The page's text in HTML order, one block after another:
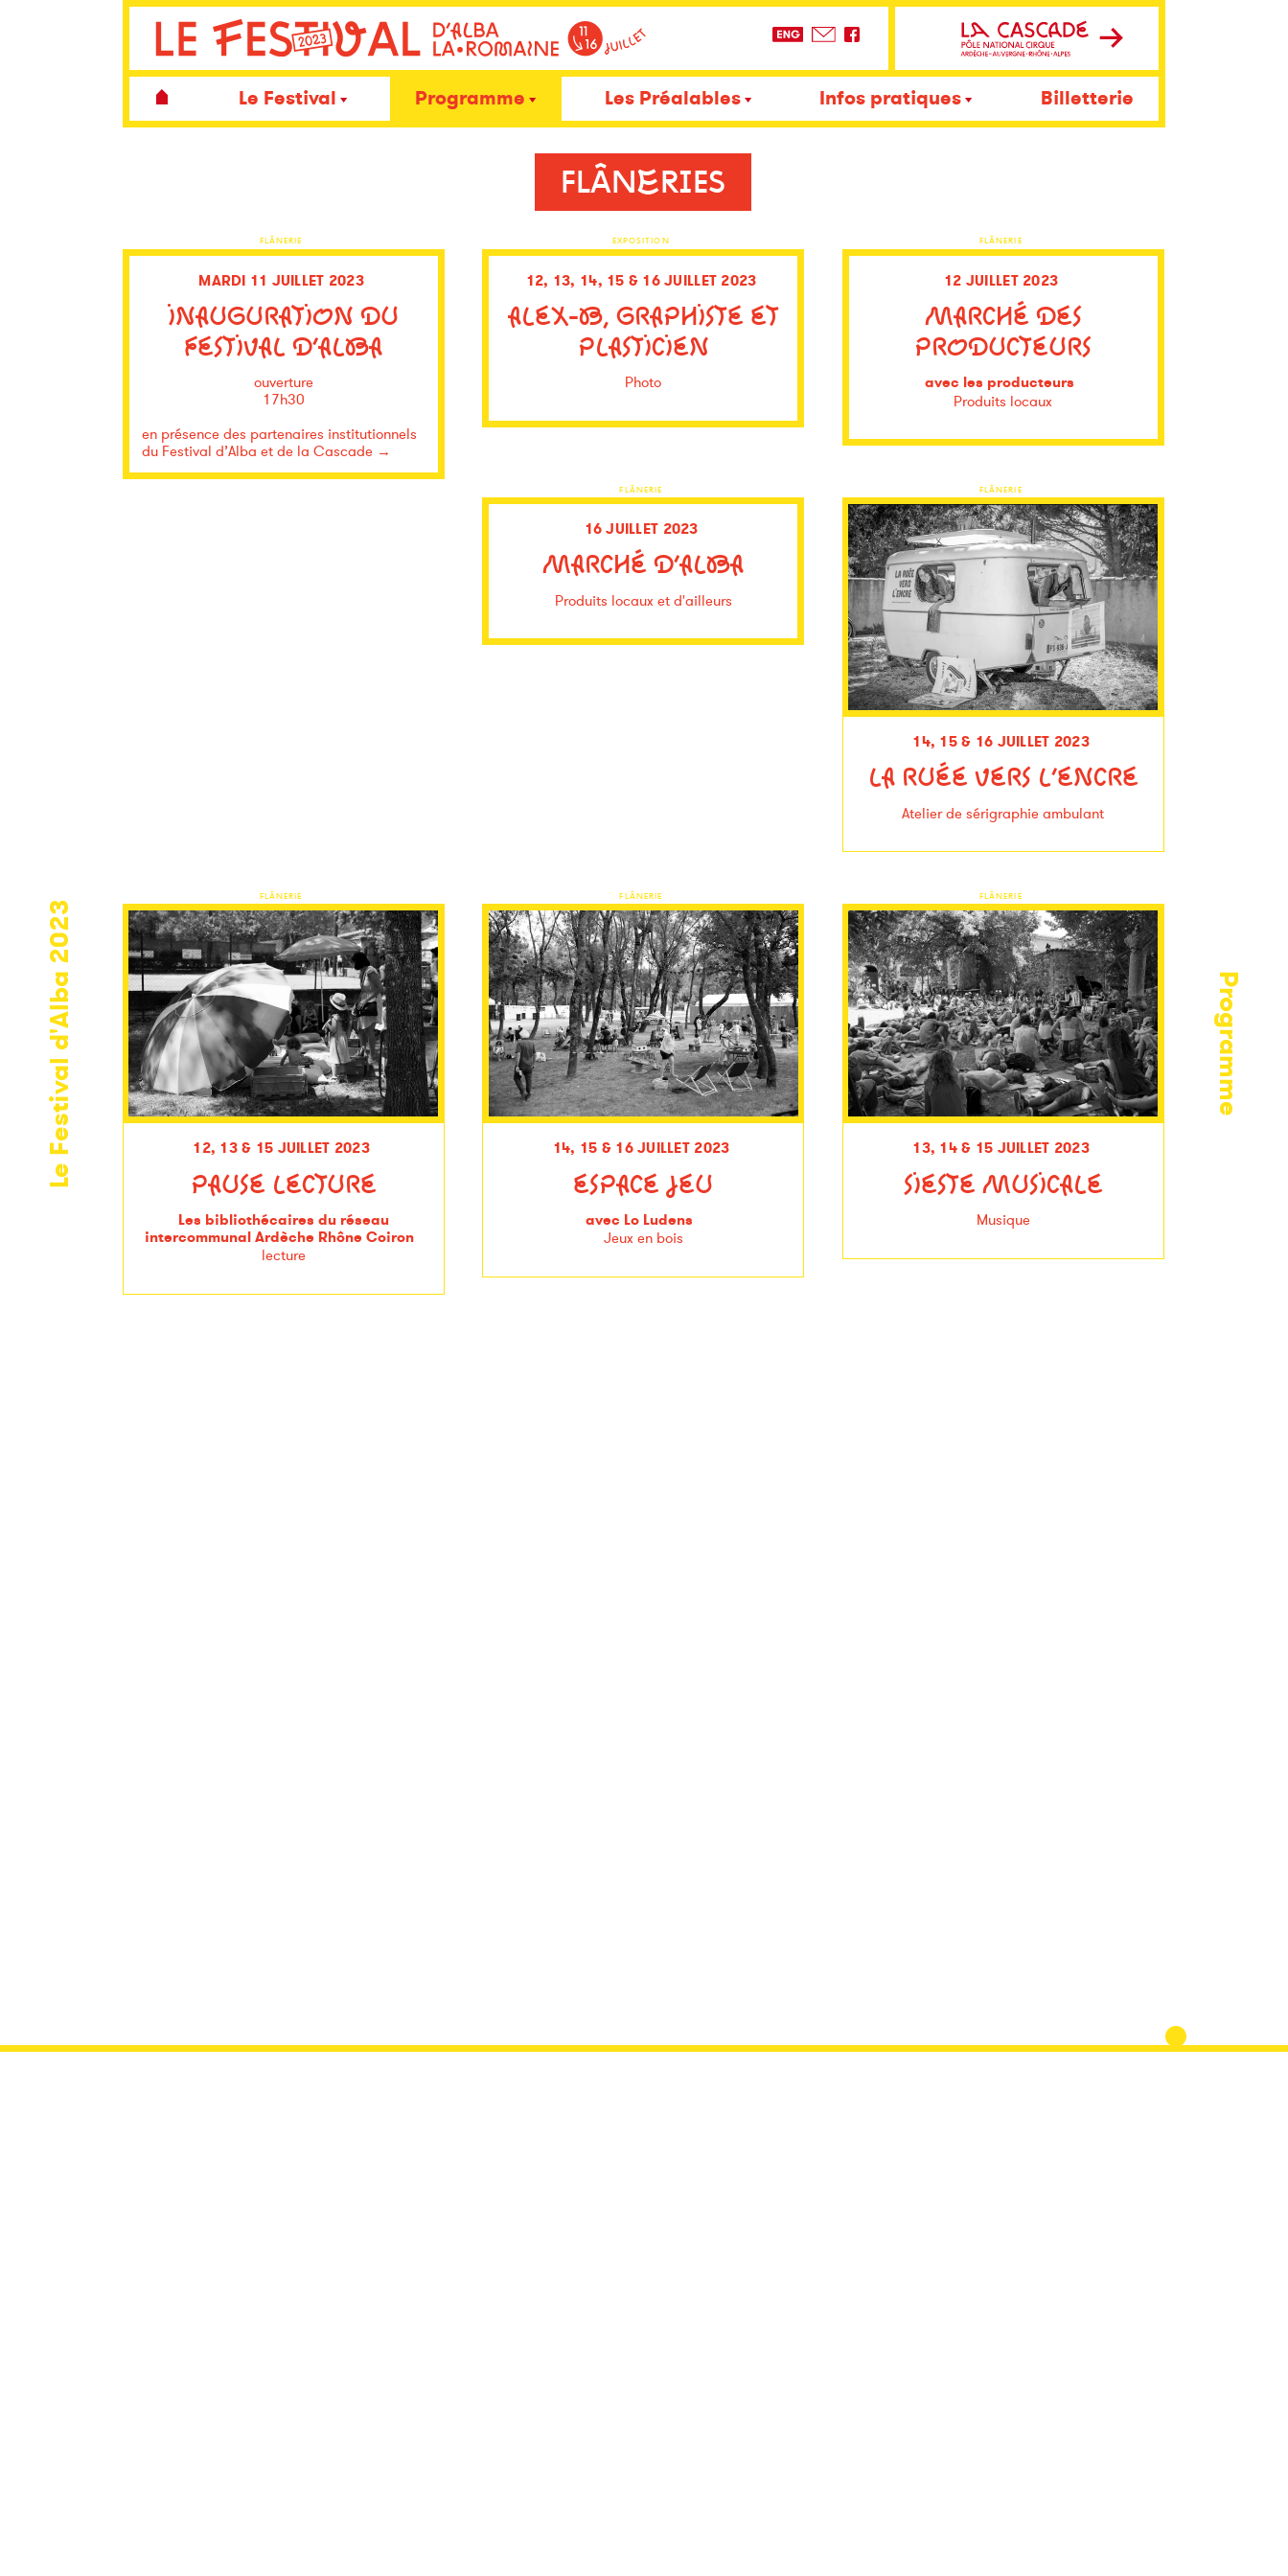
Le Festival Programme Les Préalables Infos pratiques Billetterie
Le Festival d'Alba 2023 Programme
FLÂNERIES
FLÂNERIE
MARDI 11 JUILLET 2023
INAUGURATION DU
FESTIVAL D’ALBA
ouverture
17h30
en présence des partenaires institutionnels
du Festival d’Alba et de la Cascade
EXPOSITION
12, 13, 14, 15 & 16 JUILLET 2023
ALEX-B, GRAPHISTE ET
PLASTICIEN
Photo
FLÂNERIE
12 JUILLET 2023
MARCHÉ DES
PRODUCTEURS
avec les producteurs
Produits locaux
FLÂNERIE
16 JUILLET 2023
MARCHÉ D’ALBA
Produits locaux et d'ailleurs
FLÂNERIE
14, 15 & 16 JUILLET 2023
LA RUÉE VERS L’ENCRE
Atelier de sérigraphie ambulant
FLÂNERIE
12, 13 & 15 JUILLET 2023
PAUSE LECTURE
Les bibliothécaires du réseau
intercommunal Ardèche Rhône Coiron
lecture
FLÂNERIE
14, 15 & 16 JUILLET 2023
ESPACE JEU
avec Lo Ludens
Jeux en bois
FLÂNERIE
13, 14 & 15 JUILLET 2023
SIESTE MUSICALE
Musique